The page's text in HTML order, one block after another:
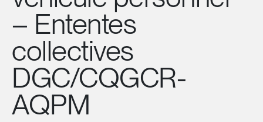
– Ententes
collectives
DGC/CQGCR-
AQPM